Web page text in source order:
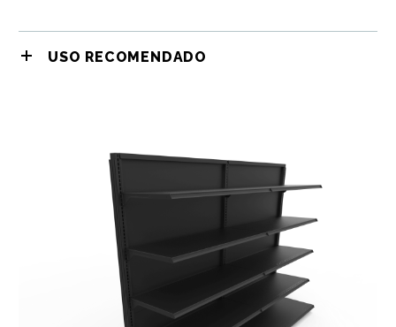
USO RECOMENDADO